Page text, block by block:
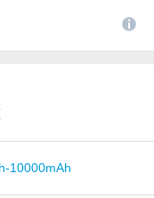
10000mAh